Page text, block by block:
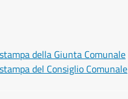
della Giunta Comunale
del Consiglio Comunale